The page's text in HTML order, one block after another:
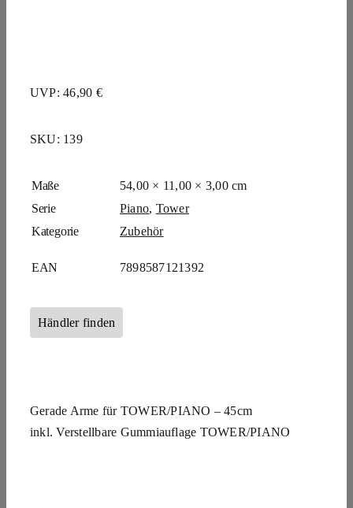
UVP: 46,90 €
SKU: 139
Maße
54,00 × 11,00 × 3,00 cm
Serie
Piano, Tower
Kategorie
Zubehör
EAN 7898587121392
Händler finden
Gerade Arme für TOWER/PIANO – 45cm
inkl. Verstellbare Gummiauflage TOWER/PIANO